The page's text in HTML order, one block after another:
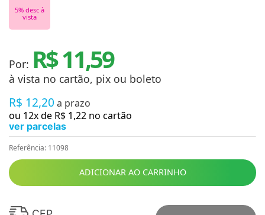
5% desc à
vista
Por: R$ 11,59
à vista no cartão, pix ou boleto
R$ 12,20 a prazo
ou 12x de R$ 1,22 no cartão
ver parcelas
Referência: 11098
ADICIONAR AO CARRINHO